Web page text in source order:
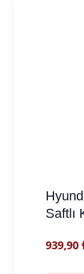
Saftlı
939,90